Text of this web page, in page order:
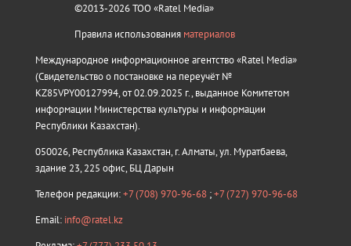
©2013-2026 ТОО «Ratel Media»
Правила использования материалов
Международное информационное агентство «Ratel Media»
(Свидетельство о постановке на переучёт №
KZ85VPY00127994, от 02.09.2025 г., выданное Комитетом
информации Министерства культуры и информации
Республики Казахстан).
050026, Республика Казахстан, г. Алматы, ул. Муратбаева,
здание 23, 225 офис, БЦ Дарын
Телефон редакции:+7 (708) 970-96-68 ;+7 (727) 970-96-68
Email: info@ratel.kz